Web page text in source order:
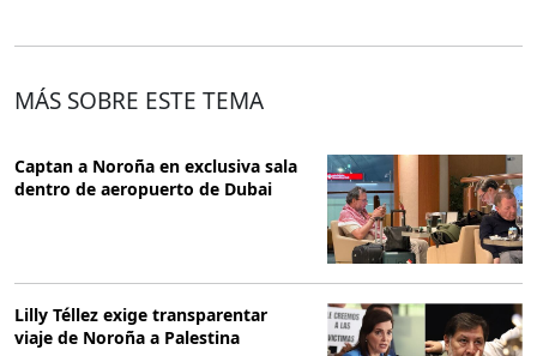
MÁS SOBRE ESTE TEMA
Captan a Noroña en exclusiva sala
dentro de aeropuerto de Dubai
Lilly Téllez exige transparentar
viaje de Noroña a Palestina